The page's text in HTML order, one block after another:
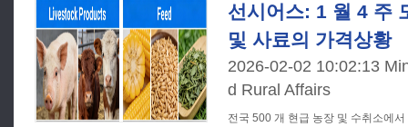
선시어스: 1 월 4 주
및 사료의 가격상황
2026-02-02 10:02:13
d Rural Affairs
전국 500 개 현급 농장 및 수취소에